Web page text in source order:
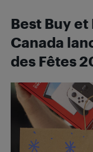
Best Buy et
Canada
des Fêtes